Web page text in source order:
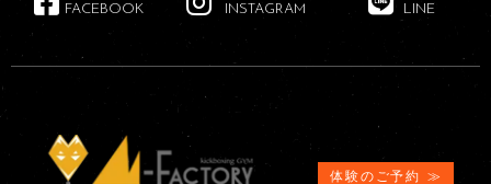
FACEBOOK INSTAGRAM LINE
体験のご予約 ≫